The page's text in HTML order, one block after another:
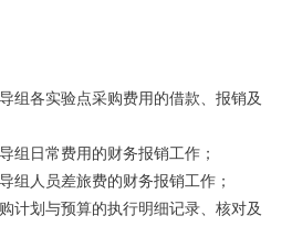
组各实验点采购费用的借款、报销及
组日常费用的财务报销工作；
组人员差旅费的财务报销工作；
计划与预算的执行明细记录、核对及